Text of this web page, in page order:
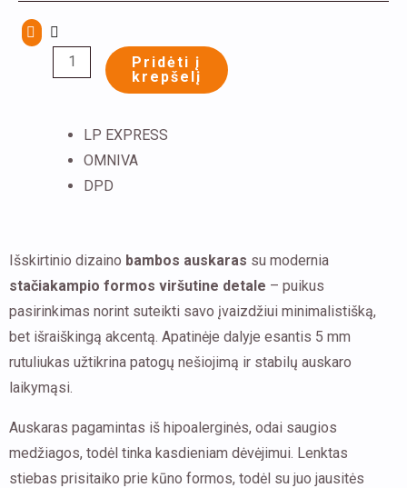
su
stačiakampio
Pridėti į
krepšelį
LP EXPRESS
OMNIVA
DPD
Išskirtinio dizaino bambos auskaras su modernia
stačiakampio formos viršutine detale – puikus
pasirinkimas norint suteikti savo įvaizdžiui minimalistišką,
bet išraiškingą akcentą. Apatinėje dalyje esantis 5 mm
rutuliukas užtikrina patogų nešiojimą ir stabilų auskaro
laikymąsi.
Auskaras pagamintas iš hipoalerginės, odai saugios
medžiagos, todėl tinka kasdieniam dėvėjimui. Lenktas
stiebas prisitaiko prie kūno formos, todėl su juo jausitės